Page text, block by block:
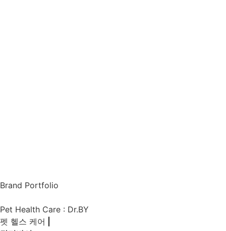
Brand Portfolio
Pet Health Care : Dr.BY
펫 헬스 케어